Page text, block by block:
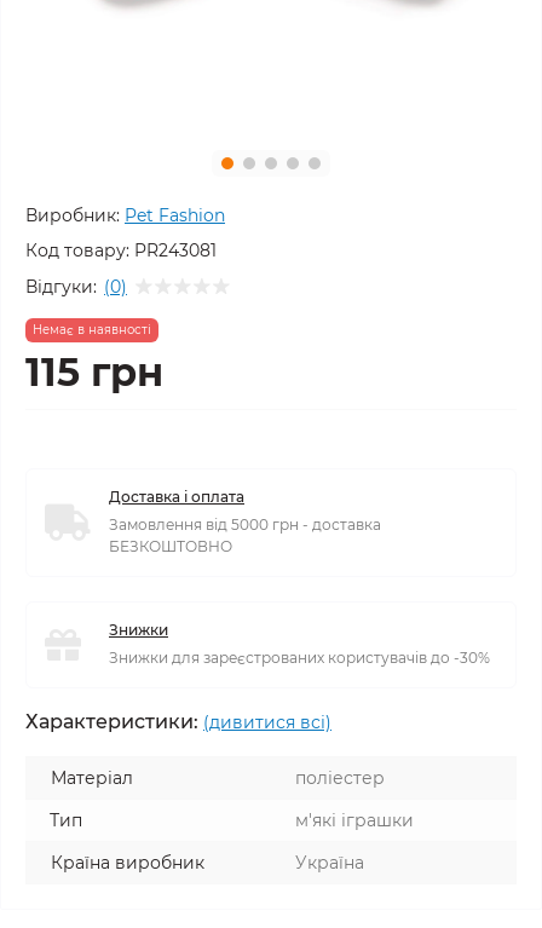
Виробник: Pet Fashion
Код товару: PR243081
Відгуки: (0)
Немає в наявності
115 грн
Доставка і оплата
Замовлення від 5000 грн - доставка
БЕЗКОШТОВНО
Знижки
Знижки для зареєстрованих користувачів до -30%
Характеристики: (дивитися всі)
Матеріал
поліестер
Тип
м'які іграшки
Країна виробник
Україна